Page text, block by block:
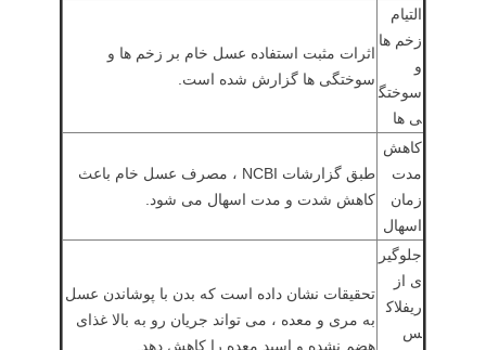
التیام
زخم ها
و
سوختگ
ی ها
اثرات مثبت استفاده عسل خام بر زخم ها و
سوختگی ها گزارش شده است.
کاهش
مدت
زمان
اسهال
طبق گزارشات NCBI ، مصرف عسل خام باعث
کاهش شدت و مدت اسهال می شود.
جلوگیر
ی از
ریفلاک
س
تحقیقات نشان داده است که بدن با پوشاندن عسل
به مری و معده ، می تواند جریان رو به بالا غذای
هضم نشده و اسید معده را کاهش دهد.